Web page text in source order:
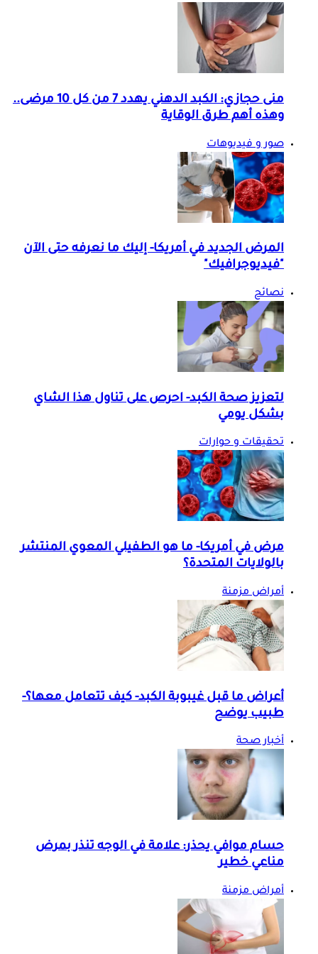
منى حجازي: الكبد الدهني يهدد 7 من كل 10 مرضى..
وهذه أهم طرق الوقاية
صور و فيديوهات
المرض الجديد في أمريكا- إليك ما نعرفه حتى الآن
"فيديوجرافيك"
نصائح
لتعزيز صحة الكبد- احرص على تناول هذا الشاي
بشكل يومي
تحقيقات و حوارات
مرض في أمريكا- ما هو الطفيلي المعوي المنتشر
بالولايات المتحدة؟
أمراض مزمنة
أعراض ما قبل غيبوبة الكبد- كيف تتعامل معها؟-
طبيب يوضح
أخبار صحة
حسام موافي يحذر: علامة في الوجه تنذر بمرض
مناعي خطير
أمراض مزمنة